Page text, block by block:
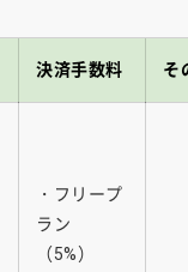
決済手数料 そ
・フリープ
ラン
（5%）